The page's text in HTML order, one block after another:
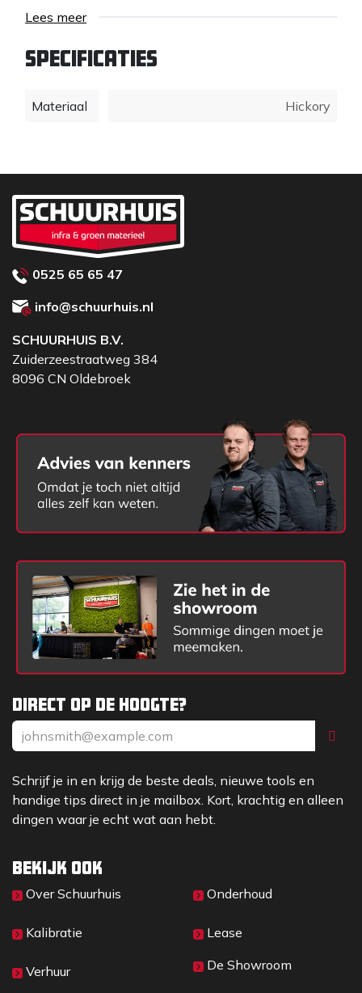
het hout kan ademen, geen water of vuil opneemt
Carnauba wax voor een prettige gladde steel,
waardoor blaren worden voorkomen. Belangrijk
levensduur van het tuingereedschap en zo de
Nederland Energie Neutraal gefabriceerd. Merk:
Atlas
Lees meer
Specificaties
Materiaal Hickory
Direct op de hoogte?
Schrijf je in en krijg de beste deals, nieuwe tools en
handige tips direct in je mailbox. Kort, krachtig en alleen
dingen waar je echt wat aan hebt.
Bekijk ook
Over Sc​huurhuis
Kalibratie
Verhuur
Onderhoud
Lease
De Showroom
0525 65 65 47
info@schuurhuis.nl
SCHUURHUIS B.V.
Zuiderzeestraatweg 384
8096 CN Oldebroek